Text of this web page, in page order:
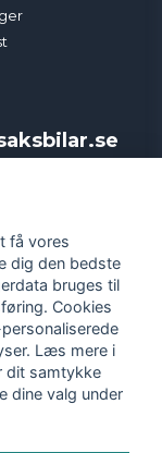
få vores
dig den bedste
bruges til
Cookies
Læs mere i
dit samtykke
dine valg under